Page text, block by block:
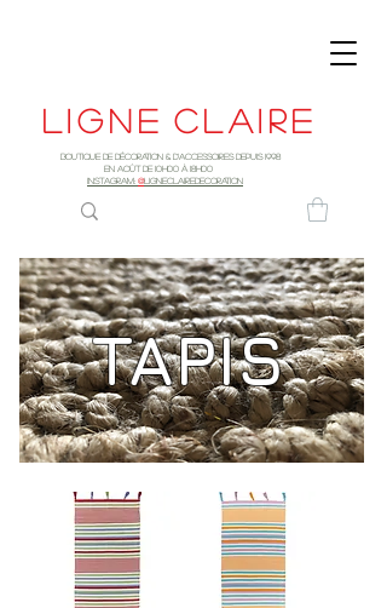
Ligne claire
Boutique de décoration & d'accessoires depuis 1998
EN AOûT DE 10h00 à 18H00
INSTAGRAM: @LIGNECLAIREDECORATION
TAPIS